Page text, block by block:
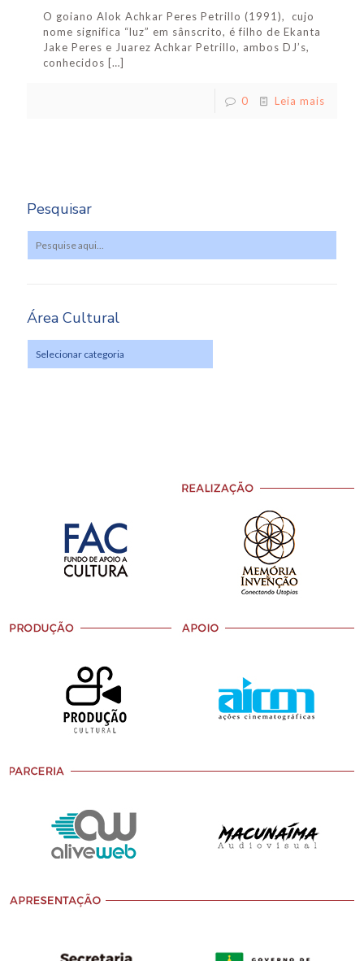
O goiano Alok Achkar Peres Petrillo (1991), cujo
nome significa “luz” em sânscrito, é filho de Ekanta
Jake Peres e Juarez Achkar Petrillo, ambos DJ’s,
conhecidos […]
0 Leia mais
Pesquisar
Área Cultural